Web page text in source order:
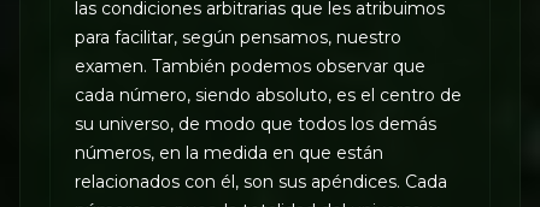
las condiciones arbitrarias que les atribuimos
para facilitar, según pensamos, nuestro
examen. También podemos observar que
cada número, siendo absoluto, es el centro de
su universo, de modo que todos los demás
números, en la medida en que están
relacionados con él, son sus apéndices. Cada